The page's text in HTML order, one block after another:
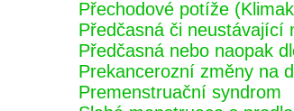
Přechodové potíže
Předčasná či neustávající
Předčasná nebo naopak
Prekancerozní změny na
Premenstruační syndrom